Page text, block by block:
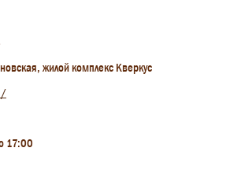
жилой комплекс Кверкус
17:00